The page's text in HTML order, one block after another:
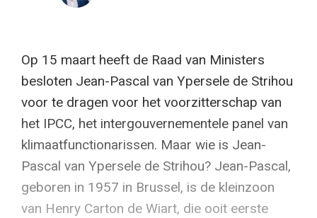
Op 15 maart heeft de Raad van Ministers
besloten Jean-Pascal van Ypersele de Strihou
voor te dragen voor het voorzitterschap van
het IPCC, het intergouvernementele panel van
klimaatfunctionarissen. Maar wie is Jean-
Pascal van Ypersele de Strihou? Jean-Pascal,
geboren in 1957 in Brussel, is de kleinzoon
van Henry Carton de Wiart, die ooit eerste